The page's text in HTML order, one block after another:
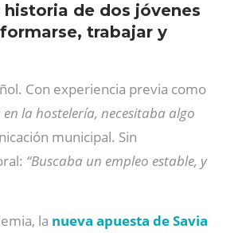
de dos jóvenes
trabajar y
Con experiencia previa como
la hostelería, necesitaba algo
municipal. Sin
“Buscaba un empleo estable, y
la nueva apuesta de Savia